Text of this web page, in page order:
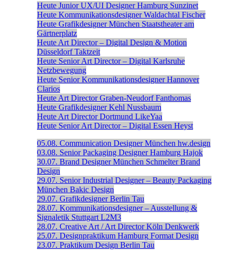
Heute Junior UX/UI Designer Hamburg Sunzinet
Heute Kommunikationsdesigner Waldachtal Fischer
Heute Grafikdesigner München Staatstheater am
Gärtnerplatz
Heute Art Director – Digital Design & Motion
Düsseldorf Taktzeit
Heute Senior Art Director – Digital Karlsruhe
Netzbewegung
Heute Senior Kommunikationsdesigner Hannover
Clarios
Heute Art Director Graben-Neudorf Fanthomas
Heute Grafikdesigner Kehl Nussbaum
Heute Art Director Dortmund LikeYaa
Heute Senior Art Director – Digital Essen Heyst
05.08. Communication Designer München hw.design
03.08. Senior Packaging Designer Hamburg Hajok
30.07. Brand Designer München Schmelter Brand
Design
29.07. Senior Industrial Designer – Beauty Packaging
München Bakic Design
29.07. Grafikdesigner Berlin Tau
28.07. Kommunikationsdesigner – Ausstellung &
Signaletik Stuttgart L2M3
28.07. Creative Art / Art Director Köln Denkwerk
25.07. Designpraktikum Hamburg Format Design
23.07. Praktikum Design Berlin Tau